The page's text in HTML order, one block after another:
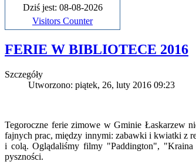
Dziś jest: 08-08-2026
Visitors Counter
FERIE W BIBLIOTECE 2016
Szczegóły
Utworzono: piątek, 26, luty 2016 09:23
Tegoroczne ferie zimowe w Gminie Łaskarzew
fajnych prac, między innymi: zabawki i kwiatki z
i colą. Oglądaliśmy filmy "Paddington",
pyszności.